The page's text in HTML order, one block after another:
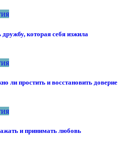
которая себя изжила
ли простить и восстановить доверие
и принимать любовь